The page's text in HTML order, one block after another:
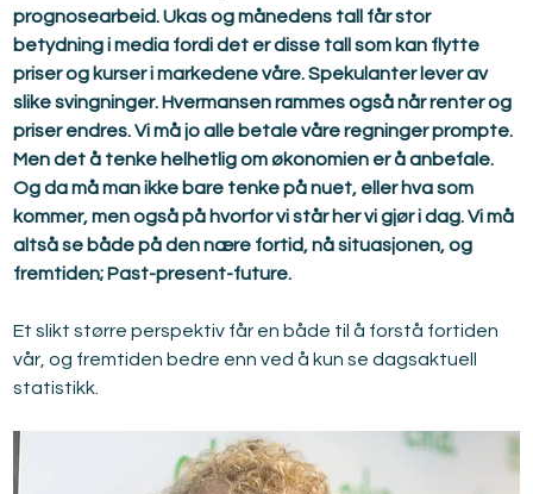
prognosearbeid. Ukas og månedens tall får stor
betydning i media fordi det er disse tall som kan flytte
priser og kurser i markedene våre. Spekulanter lever av
slike svingninger. Hvermansen rammes også når renter og
priser endres. Vi må jo alle betale våre regninger prompte.
Men det å tenke helhetlig om økonomien er å anbefale.
Og da må man ikke bare tenke på nuet, eller hva som
kommer, men også på hvorfor vi står her vi gjør i dag. Vi må
altså se både på den nære fortid, nå situasjonen, og
fremtiden; Past-present-future.
Et slikt større perspektiv får en både til å forstå fortiden
vår, og fremtiden bedre enn ved å kun se dagsaktuell
statistikk.